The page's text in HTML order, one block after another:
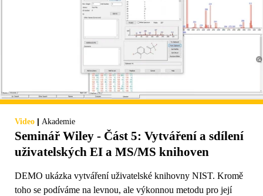
Video | Akademie
Seminář Wiley - Část 5: Vytváření a sdílení
uživatelských EI a MS/MS knihoven
DEMO ukázka vytváření uživatelské knihovny NIST. Kromě
toho se podíváme na levnou, ale výkonnou metodu pro její